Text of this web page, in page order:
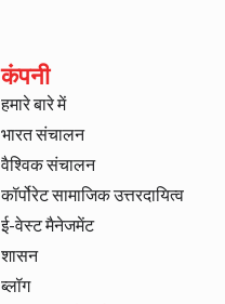
कंपनी
हमारे बारे में
भारत संचालन
वैश्विक संचालन
कॉर्पोरेट सामाजिक उत्तरदायित्व
ई-वेस्ट मैनेजमेंट
शासन
ब्लॉग